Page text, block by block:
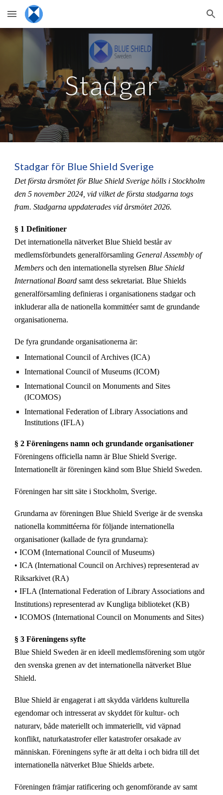
Skip to main content Skip to navigation
Stadgar
Stadgar för Blue Shield Sverige
Det första årsmötet för Blue Shield Sverige hölls i Stockholm
den 5 november 2024, vid vilket de första stadgarna togs
fram. Stadgarna uppdaterades vid årsmötet 2026.
§ 1 Definitioner
Det internationella nätverket Blue Shield består av
medlemsförbundets generalförsamling General Assembly of
Members och den internationella styrelsen Blue Shield
International Board samt dess sekretariat. Blue Shields
generalförsamling definieras i organisationens stadgar och
inkluderar alla de nationella kommittéer samt de grundande
organisationerna.
De fyra grundande organisationerna är:
International Council of Archives (ICA)
International Council of Museums (ICOM)
International Council on Monuments and Sites
(ICOMOS)
International Federation of Library Associations and
Institutions (IFLA)
§ 2 Föreningens namn och grundande organisationer
Föreningens officiella namn är Blue Shield Sverige.
Internationellt är föreningen känd som Blue Shield Sweden.
Föreningen har sitt säte i Stockholm, Sverige.
Grundarna av föreningen Blue Shield Sverige är de svenska
nationella kommittéerna för följande internationella
organisationer (kallade de fyra grundarna):
• ICOM (International Council of Museums)
• ICA (International Council on Archives) representerad av
Riksarkivet (RA)
• IFLA (International Federation of Library Associations and
Institutions) representerad av Kungliga biblioteket (KB)
• ICOMOS (International Council on Monuments and Sites)
§ 3 Föreningens syfte
Blue Shield Sweden är en ideell medlemsförening som utgör
den svenska grenen av det internationella nätverket Blue
Shield.
Blue Shield är engagerat i att skydda världens kulturella
egendomar och intresserat av skyddet för kultur- och
naturarv, både materiellt och immateriellt, vid väpnad
konflikt, naturkatastrofer eller katastrofer orsakade av
människan. Föreningens syfte är att delta i och bidra till det
internationella nätverket Blue Shields arbete.
Föreningen främjar ratificering och genomförande av samt